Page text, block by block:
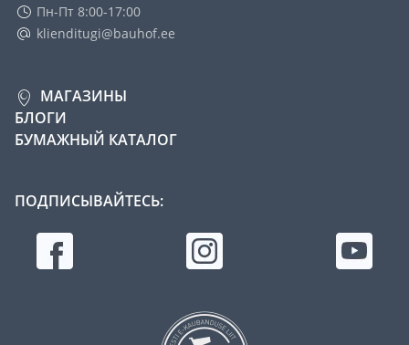
Пн-Пт 8:00-17:00
klienditugi@bauhof.ee
МАГАЗИНЫ
БЛОГИ
БУМАЖНЫЙ КАТАЛОГ
ПОДПИСЫВАЙТЕСЬ: